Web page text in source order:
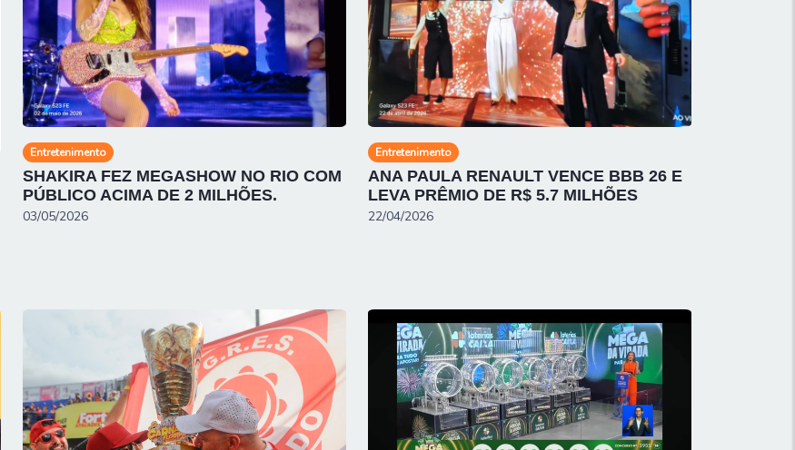
Entretenimento
SHAKIRA FEZ MEGASHOW NO RIO COM
PÚBLICO ACIMA DE 2 MILHÕES.
03/05/2026
Entretenimento
ANA PAULA RENAULT VENCE BBB 26 E
LEVA PRÊMIO DE R$ 5.7 MILHÕES
22/04/2026